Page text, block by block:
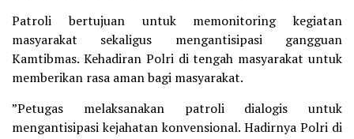
Patroli bertujuan untuk memonitoring kegiatan
masyarakat sekaligus mengantisipasi gangguan
Kamtibmas. Kehadiran Polri di tengah masyarakat untuk
memberikan rasa aman bagi masyarakat.
”Petugas melaksanakan patroli dialogis untuk
mengantisipasi kejahatan konvensional. Hadirnya Polri di